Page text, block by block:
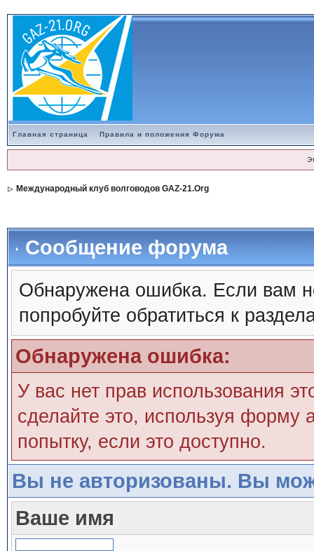
Главная страница Правила и положения Форума
Международный клуб волговодов GAZ-21.Org
Сообщение форума
Обнаружена ошибка. Если вам
попробуйте обратиться к
Обнаружена ошибка:
У вас нет прав использования
сделайте это, используя форму
попытку, если это доступно.
Вы не авторизованы. Вы
Ваше имя